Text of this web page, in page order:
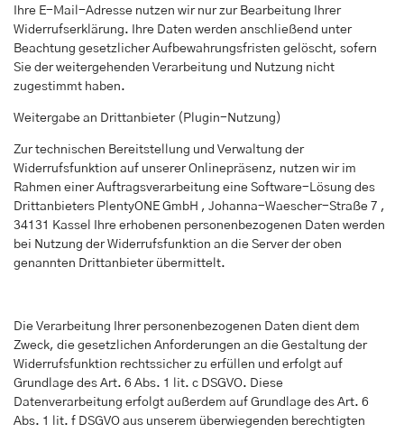
Ihre E-Mail-Adresse nutzen wir nur zur Bearbeitung Ihrer
Widerrufserklärung. Ihre Daten werden anschließend unter
Beachtung gesetzlicher Aufbewahrungsfristen gelöscht, sofern
Sie der weitergehenden Verarbeitung und Nutzung nicht
zugestimmt haben.
Weitergabe an Drittanbieter (Plugin-Nutzung)
Zur technischen Bereitstellung und Verwaltung der
Widerrufsfunktion auf unserer Onlinepräsenz, nutzen wir im
Rahmen einer Auftragsverarbeitung eine Software-Lösung des
Drittanbieters PlentyONE GmbH , Johanna-Waescher-Straße 7 ,
34131 Kassel Ihre erhobenen personenbezogenen Daten werden
bei Nutzung der Widerrufsfunktion an die Server der oben
genannten Drittanbieter übermittelt.
Die Verarbeitung Ihrer personenbezogenen Daten dient dem
Zweck, die gesetzlichen Anforderungen an die Gestaltung der
Widerrufsfunktion rechtssicher zu erfüllen und erfolgt auf
Grundlage des Art. 6 Abs. 1 lit. c DSGVO. Diese
Datenverarbeitung erfolgt außerdem auf Grundlage des Art. 6
Abs. 1 lit. f DSGVO aus unserem überwiegenden berechtigten